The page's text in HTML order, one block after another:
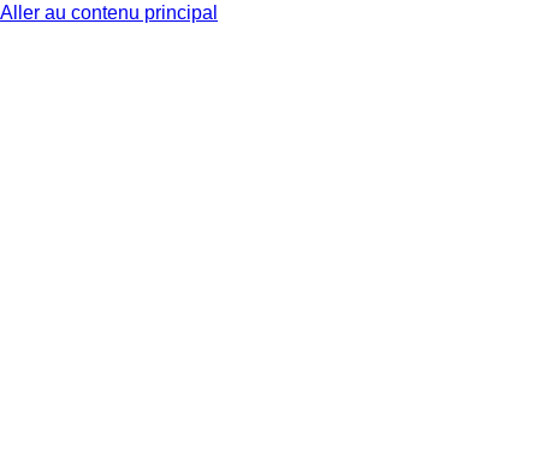
Aller au contenu principal